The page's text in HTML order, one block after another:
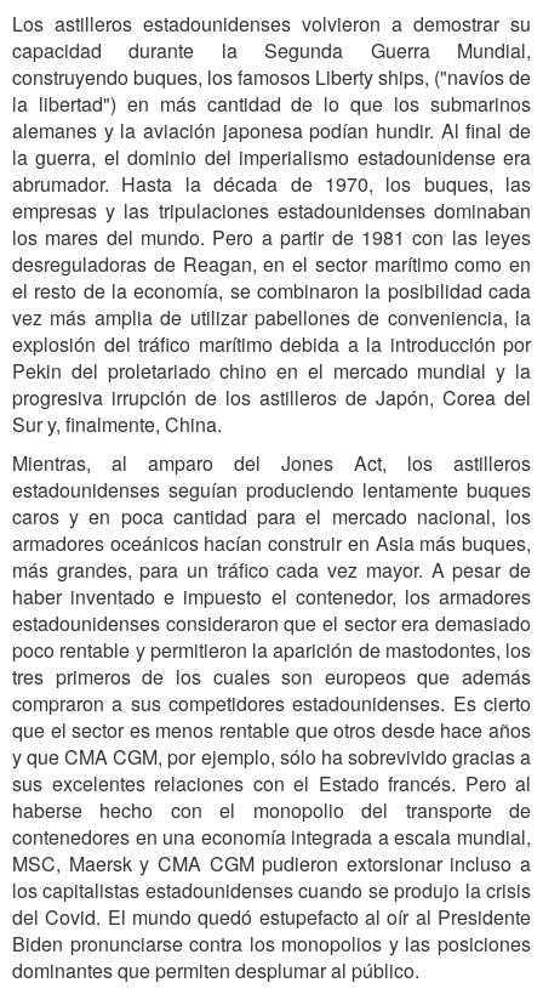
Los astilleros estadounidenses volvieron a demostrar su
capacidad durante la Segunda Guerra Mundial,
construyendo buques, los famosos Liberty ships, ("navíos de
la libertad") en más cantidad de lo que los submarinos
alemanes y la aviación japonesa podían hundir. Al final de
la guerra, el dominio del imperialismo estadounidense era
abrumador. Hasta la década de 1970, los buques, las
empresas y las tripulaciones estadounidenses dominaban
los mares del mundo. Pero a partir de 1981 con las leyes
desreguladoras de Reagan, en el sector marítimo como en
el resto de la economía, se combinaron la posibilidad cada
vez más amplia de utilizar pabellones de conveniencia, la
explosión del tráfico marítimo debida a la introducción por
Pekin del proletariado chino en el mercado mundial y la
progresiva irrupción de los astilleros de Japón, Corea del
Sur y, finalmente, China.
Mientras, al amparo del Jones Act, los astilleros
estadounidenses seguían produciendo lentamente buques
caros y en poca cantidad para el mercado nacional, los
armadores oceánicos hacían construir en Asia más buques,
más grandes, para un tráfico cada vez mayor. A pesar de
haber inventado e impuesto el contenedor, los armadores
estadounidenses consideraron que el sector era demasiado
poco rentable y permitieron la aparición de mastodontes, los
tres primeros de los cuales son europeos que además
compraron a sus competidores estadounidenses. Es cierto
que el sector es menos rentable que otros desde hace años
y que CMA CGM, por ejemplo, sólo ha sobrevivido gracias a
sus excelentes relaciones con el Estado francés. Pero al
haberse hecho con el monopolio del transporte de
contenedores en una economía integrada a escala mundial,
MSC, Maersk y CMA CGM pudieron extorsionar incluso a
los capitalistas estadounidenses cuando se produjo la crisis
del Covid. El mundo quedó estupefacto al oír al Presidente
Biden pronunciarse contra los monopolios y las posiciones
dominantes que permiten desplumar al público.